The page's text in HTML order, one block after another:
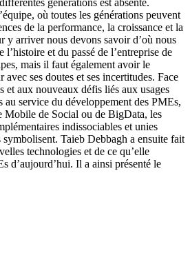
où toutes les générations peuvent
de la performance, la croissance et la
y arriver nous devons savoir d’où nous
l’histoire et du passé de l’entreprise de
mais il faut également avoir le
ses doutes et ses incertitudes. Face
et aux nouveaux défis liés aux usages
au service du développement des PMEs,
Mobile de Social ou de BigData, les
indissociables et unies
Taieb Debbagh a ensuite fait
technologies et de ce qu’elle
d’aujourd’hui. Il a ainsi présenté le